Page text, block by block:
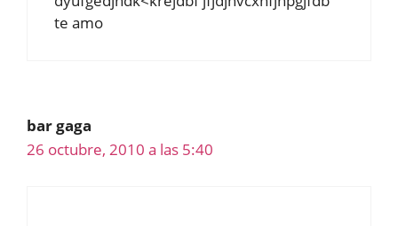
te amo
bar gaga
26 octubre, 2010 a las 5:40